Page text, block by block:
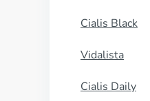
Cialis Black
Vidalista
Cialis Daily